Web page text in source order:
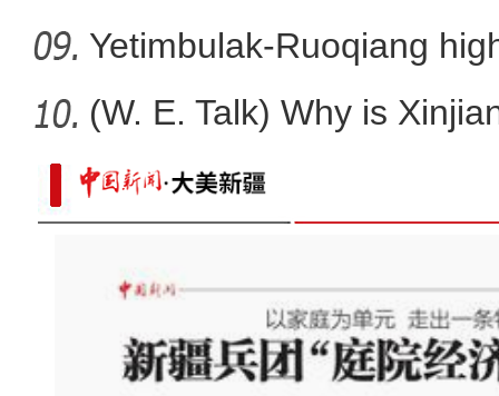
Yetimbulak-Ruoqiang
ope
(W. E. Talk) Why is